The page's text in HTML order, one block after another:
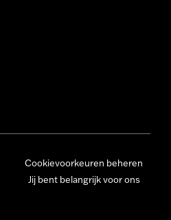
Cookievoorkeuren beheren
Jij bent belangrijk voor ons